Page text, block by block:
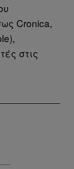
Cronica,
στις